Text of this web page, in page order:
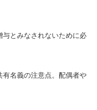
与とみなされないために必
有名義の注意点。配偶者や